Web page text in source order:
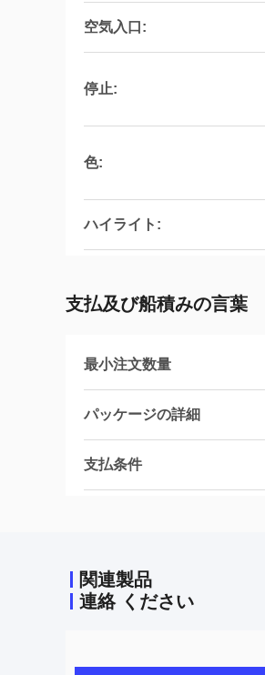
空気入口:
停止:
色:
ハイライト:
支払及び船積みの言葉
最小注文数量
パッケージの詳細
支払条件
関連製品
連絡 ください